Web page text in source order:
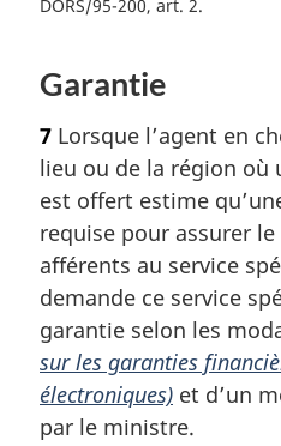
DORS/95-200, art. 2
Garantie
7 Lorsque l’agent en
lieu ou de la région où
est offert estime
requise pour assurer
afférents au service
demande ce service
garantie selon les
sur les garanties
électroniques) et d’un
par le ministre.